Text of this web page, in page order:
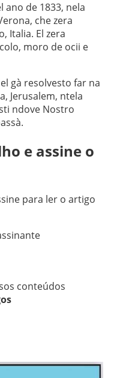
ano de 1833, nela
che zera
Italia. El zera
moro de ocii e
gà resolvesto far na
Jerusalem, ntela
ndove Nostro
e assine o
para ler o artigo
conteúdos